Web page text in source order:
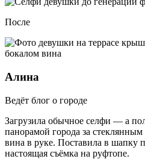
После
Алина
Ведёт блог о городе
Загрузила обычное селфи — а
панорамой города за
вина в руке. Поставила в шапку
настоящая съёмка на руфтопе.